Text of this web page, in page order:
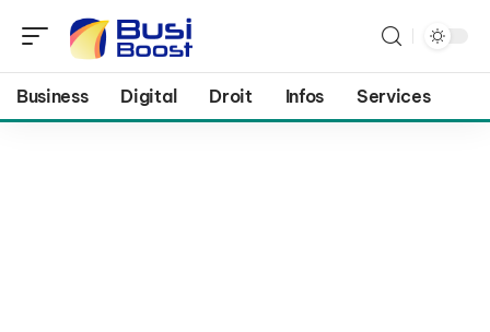
Business Digital Droit Infos Services